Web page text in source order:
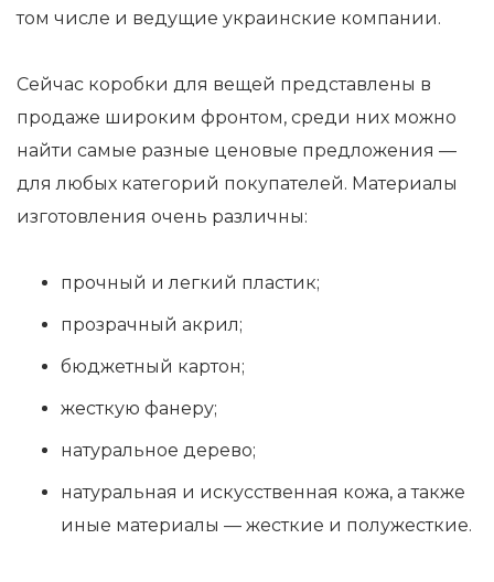
том числе и ведущие украинские компании.
Сейчас коробки для вещей представлены в
продаже широким фронтом, среди них можно
найти самые разные ценовые предложения —
для любых категорий покупателей. Материалы
изготовления очень различны:
прочный и легкий пластик;
прозрачный акрил;
бюджетный картон;
жесткую фанеру;
натуральное дерево;
натуральная и искусственная кожа, а также
иные материалы — жесткие и полужесткие.